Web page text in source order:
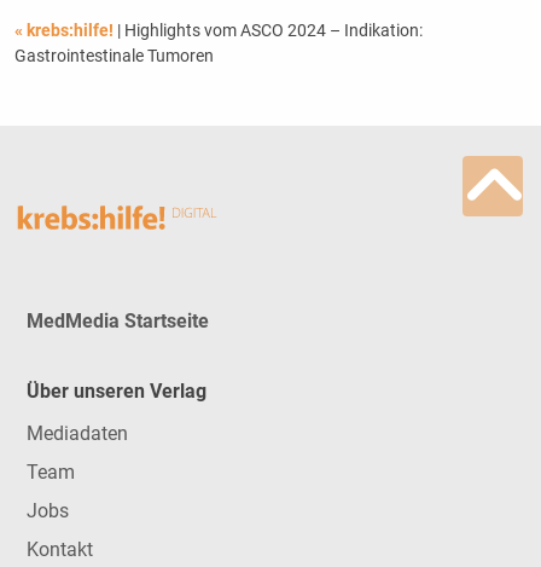
« krebs:hilfe! | Highlights vom ASCO 2024 – Indikation:
Gastrointestinale Tumoren
MedMedia Startseite
Über unseren Verlag
Mediadaten
Team
Jobs
Kontakt